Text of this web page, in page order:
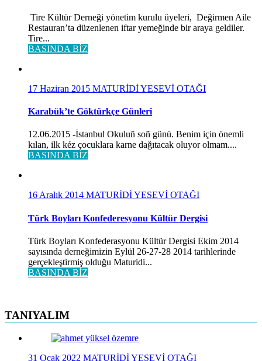
Tire Kültür Derneği yönetim kurulu üyeleri, Değirmen Aile
Restauran’ta düzenlenen iftar yemeğinde bir araya geldiler.
Tire...
BASINDA BİZ
17 Haziran 2015 MATURİDİ YESEVİ OTAĞI
Karabük’te Göktürkçe Günleri
12.06.2015 -İstanbul Okuluñ soñ günü. Benim için önemli
kılan, ilk kéz çocuklara karne dağıtacak oluyor olmam....
BASINDA BİZ
16 Aralık 2014 MATURİDİ YESEVİ OTAĞI
Türk Boyları Konfederesyonu Kültür Dergisi
Türk Boyları Konfederasyonu Kültür Dergisi Ekim 2014
sayısında derneğimizin Eylül 26-27-28 2014 tarihlerinde
gerçekleştirmiş olduğu Maturidi...
BASINDA BİZ
TANIYALIM
31 Ocak 2022 MATURİDİ YESEVİ OTAĞI